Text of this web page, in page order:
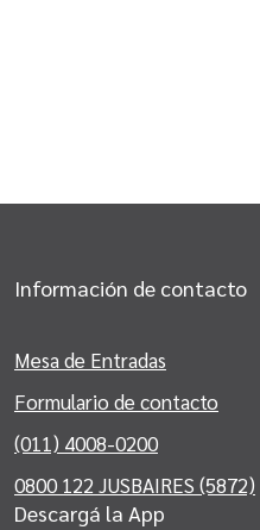
Información de contacto
Mesa de Entradas
Formulario de contacto
(011) 4008-0200
0800 122 JUSBAIRES (5872)
Descargá la App